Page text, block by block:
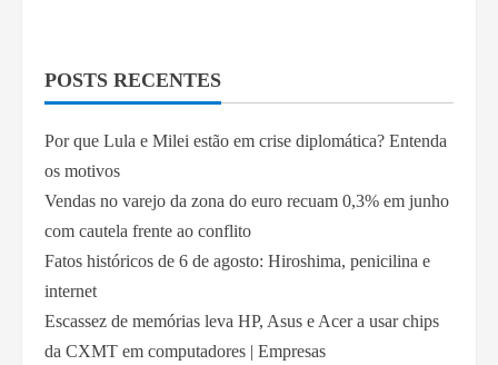
POSTS RECENTES
Por que Lula e Milei estão em crise diplomática? Entenda
os motivos
Vendas no varejo da zona do euro recuam 0,3% em junho
com cautela frente ao conflito
Fatos históricos de 6 de agosto: Hiroshima, penicilina e
internet
Escassez de memórias leva HP, Asus e Acer a usar chips
da CXMT em computadores | Empresas